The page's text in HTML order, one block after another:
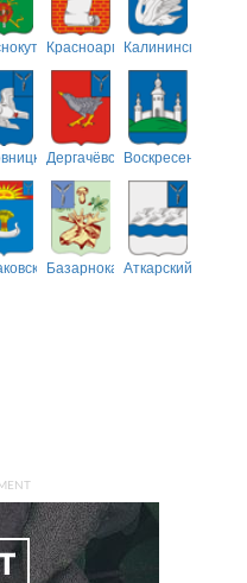
Красноармейский
Калининский
ДергачёвскийВоскресенский
Базарнокарабулакский
Аткарский